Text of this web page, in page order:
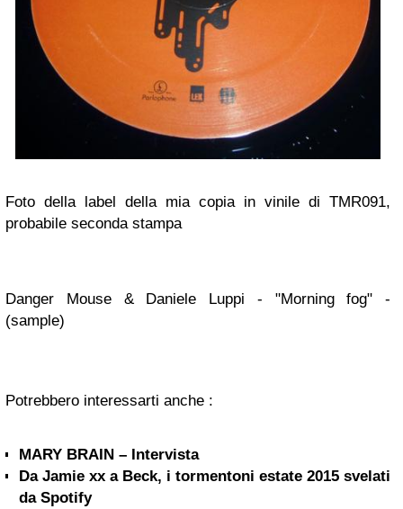
Foto della label della mia copia in vinile di TMR091,
probabile seconda stampa
Danger Mouse & Daniele Luppi - "Morning fog" -
(sample)
Potrebbero interessarti anche :
MARY BRAIN – Intervista
Da Jamie xx a Beck, i tormentoni estate 2015 svelati
da Spotify